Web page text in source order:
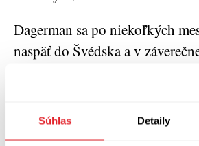
Súhlas Detaily
Dagerman sa po niekoľkých
naspäť do Švédska a v
dočítame o prijatí reportáží v
Rovnako ako čitatelia v
my si pri čítaní Nemeckej
špecifický literárny štýl: jazyk